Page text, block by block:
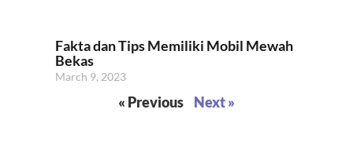
Fakta dan Tips Memiliki Mobil Mewah
Bekas
March 9, 2023
« Previous Next »